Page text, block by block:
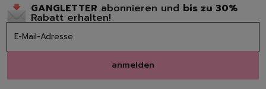
GANGLETTER abonnieren und bis zu 30%
Rabatt erhalten!
anmelden